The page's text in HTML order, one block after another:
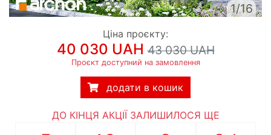
1/16
Ціна проєкту:
40 030 UAH43 030 UAH
Проєкт доступний на замовлення
додати в кошик
ДО КІНЦЯ АКЦІЇ ЗАЛИШИЛОСЯ ЩЕ